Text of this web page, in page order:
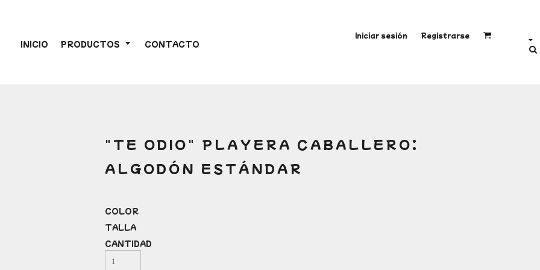
INICIO PRODUCTOS CONTACTO
Iniciar sesión Registrarse
"TE ODIO" PLAYERA CABALLERO:
ALGODÓN ESTÁNDAR
COLOR
TALLA
CANTIDAD